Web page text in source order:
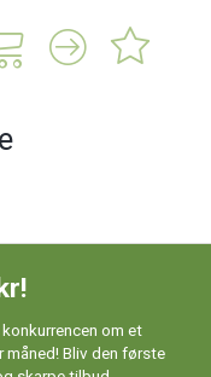
om et
Bliv den første